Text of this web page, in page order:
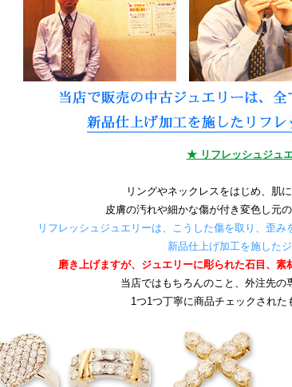
★ リフレッシュジュ
リングやネックレスをはじめ、肌
皮膚の汚れや細かな傷が付き変色し元
リフレッシュジュエリーは、こうした傷を取り、歪
新品仕上げ加工を施したジ
磨き上げますが、ジュエリーに彫られた石目、素
当店ではもちろんのこと、外注先の
1つ1つ丁寧に商品チェックされた